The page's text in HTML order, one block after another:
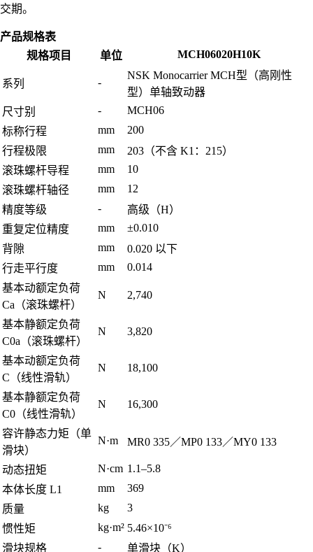
交期。
产品规格表
规格项目
单位 MCH06020H10K
系列 -
NSK Monocarrier MCH型（高刚性
型）单轴致动器
尺寸别
-
MCH06
标称行程
mm
200
行程极限
mm
203（不含 K1：215）
滚珠螺杆导程
mm
10
滚珠螺杆轴径
mm
12
精度等级
-
高级（H）
重复定位精度
mm
±0.010
背隙
mm
0.020 以下
行走平行度
mm
0.014
基本动额定负荷
Ca（滚珠螺杆）
N 2,740
基本静额定负荷
C0a（滚珠螺杆）
N 3,820
基本动额定负荷
C（线性滑轨）
N 18,100
基本静额定负荷
C0（线性滑轨）
N 16,300
容许静态力矩（单
滑块）
N·m MR0 335／MP0 133／MY0 133
动态扭矩 N·cm 1.1–5.8
本体长度 L1
mm
369
质量
kg
3
惯性矩
kg·m² 5.46×10⁻⁶
滑块规格
- 单滑块（K）